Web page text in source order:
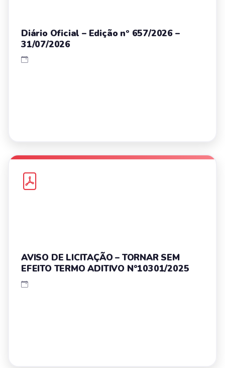
Diário Oficial – Edição nº 657/2026 –
31/07/2026
AVISO DE LICITAÇÃO – TORNAR SEM
EFEITO TERMO ADITIVO N°10301/2025